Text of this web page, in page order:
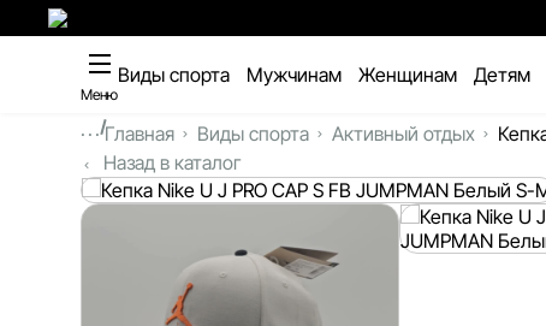
Меню
Виды спорта Мужчинам Женщинам Детям
...Главная Виды спорта Активный отдых
Назад в каталог